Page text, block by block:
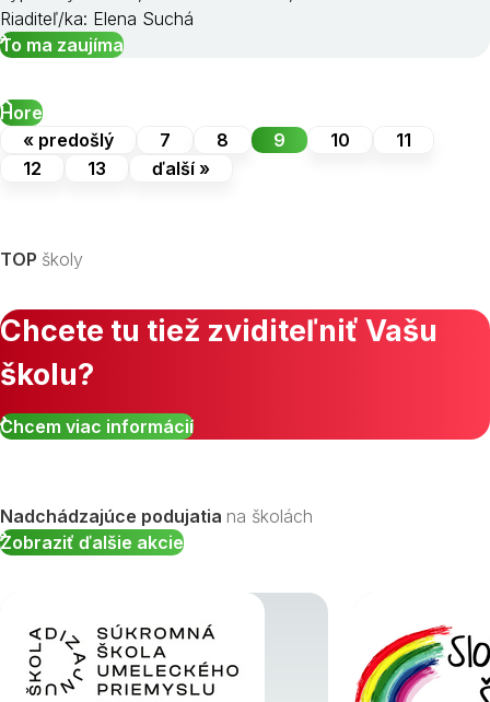
Riaditeľ/ka: Elena Suchá
To ma zaujíma
Hore
« predošlý
7 8 9 10
11
12
13 ďalší »
TOP školy
Chcete tu tiež zviditeľniť Vašu
školu?
Chcem viac informácií
Nadchádzajúce podujatia na školách
Zobraziť ďalšie akcie